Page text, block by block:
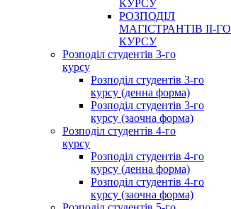
КУРСУ
РОЗПОДІЛ
МАГІСТРАНТІВ ІІ-ГО
КУРСУ
Розподіл студентів 3-го
курсу
Розподіл студентів 3-го
курсу (денна форма)
Розподіл студентів 3-го
курсу (заочна форма)
Розподіл студентів 4-го
курсу
Розподіл студентів 4-го
курсу (денна форма)
Розподіл студентів 4-го
курсу (заочна форма)